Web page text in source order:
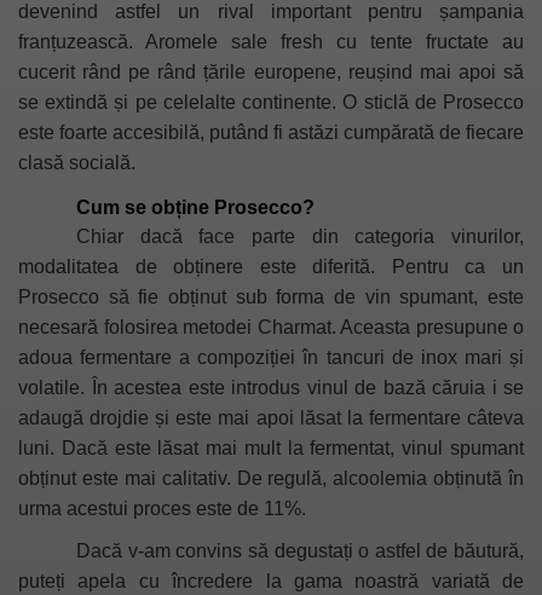
devenind astfel un rival important pentru șampania
franțuzească. Aromele sale fresh cu tente fructate au
cucerit rând pe rând țările europene, reușind mai apoi să
se extindă și pe celelalte continente. O sticlă de Prosecco
este foarte accesibilă, putând fi astăzi cumpărată de fiecare
clasă socială.
Cum se obține Prosecco?
Chiar dacă face parte din categoria vinurilor,
modalitatea de obținere este diferită. Pentru ca un
Prosecco să fie obținut sub forma de vin spumant, este
necesară folosirea metodei Charmat. Aceasta presupune o
adoua fermentare a compoziției în tancuri de inox mari și
volatile. În acestea este introdus vinul de bază căruia i se
adaugă drojdie și este mai apoi lăsat la fermentare câteva
luni. Dacă este lăsat mai mult la fermentat, vinul spumant
obținut este mai calitativ. De regulă, alcoolemia obținută în
urma acestui proces este de 11%.
Dacă v-am convins să degustați o astfel de băutură,
puteți apela cu încredere la gama noastră variată de